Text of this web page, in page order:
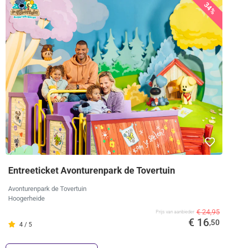
34%
Entreeticket Avonturenpark de Tovertuin
Avonturenpark de Tovertuin
Hoogerheide
4 / 5
Prijs van aanbieder € 24,95
€ 16,50